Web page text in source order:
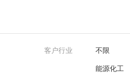
客户行业 不限
能源化工